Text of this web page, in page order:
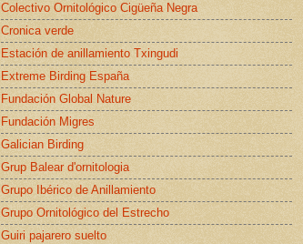
Colectivo Ornitológico Cigüeña Negra
Cronica verde
Estación de anillamiento Txingudi
Extreme Birding España
Fundación Global Nature
Fundación Migres
Galician Birding
Grup Balear d'ornitologia
Grupo Ibérico de Anillamiento
Grupo Ornitológico del Estrecho
Guiri pajarero suelto